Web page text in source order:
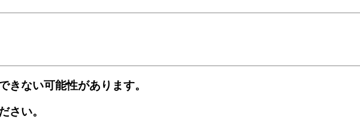
きない可能性があります。
さい。